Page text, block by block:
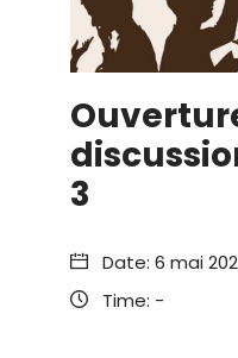
3
Date: 6 mai
Time: -